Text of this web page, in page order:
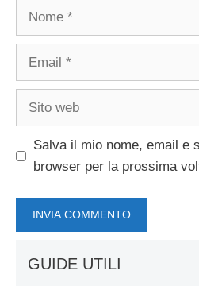
Nome
Email
Sito
Salva il mio nome, email e
browser per la prossima
GUIDE UTILI